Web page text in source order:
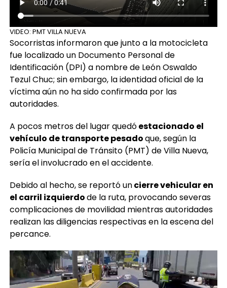
VIDEO: PMT VILLA NUEVA
Socorristas informaron que junto a la motocicleta
fue localizado un Documento Personal de
Identificación (DPI) a nombre de León Oswaldo
Tezul Chuc; sin embargo, la identidad oficial de la
víctima aún no ha sido confirmada por las
autoridades.
A pocos metros del lugar quedó
vehículo de transporte pesado
que, según la
Policía Municipal de Tránsito (PMT) de Villa Nueva,
sería el involucrado en el accidente.
Debido al hecho, se reportó uncierre vehicular en
el carril izquierdo
de la ruta, provocando severas
complicaciones de movilidad mientras autoridades
realizan las diligencias respectivas en la escena del
percance.